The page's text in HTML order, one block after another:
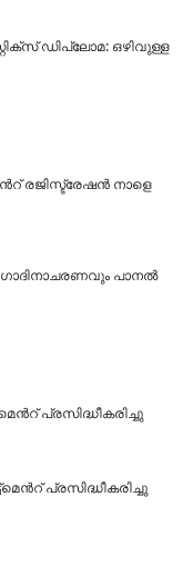
ഡിപ്ലോമ: ഒഴിവുള്ള
രജിസ്ട്രേഷന്‍ നാളെ
പാനൽ
പ്രസിദ്ധീകരിച്ചു
പ്രസിദ്ധീകരിച്ചു